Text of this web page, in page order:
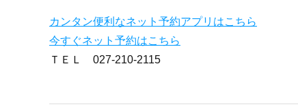
カンタン便利なネット予約アプリはこちら
今すぐネット予約はこちら
ＴＥＬ 027-210-2115